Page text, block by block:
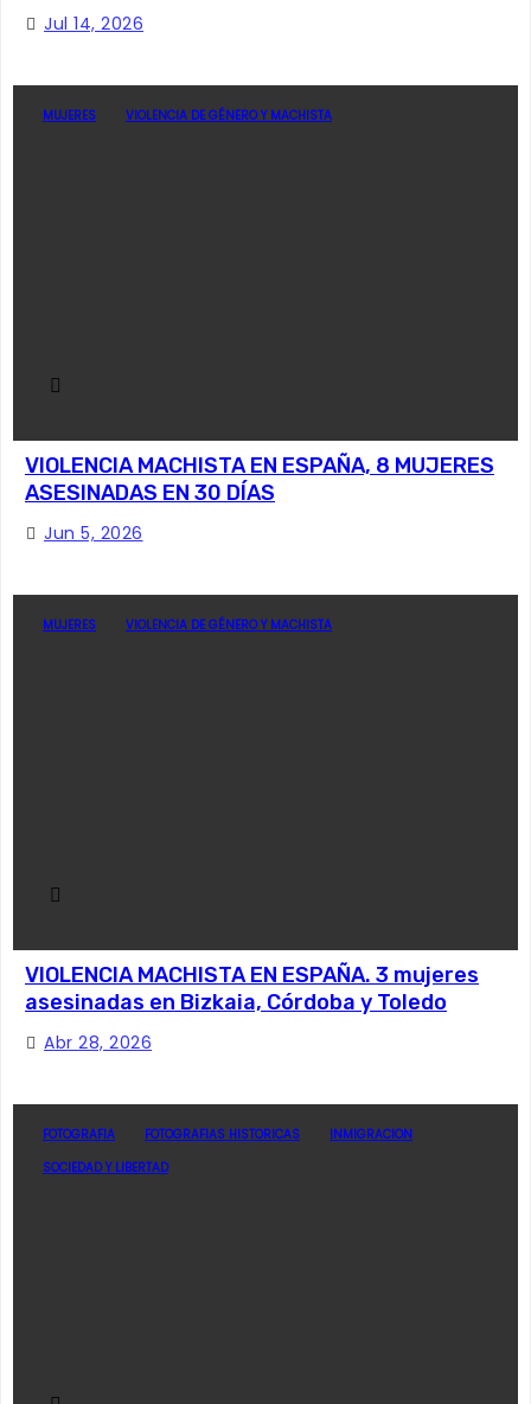
Jul 14, 2026
MUJERES VIOLENCIA DE GÉNERO Y MACHISTA
VIOLENCIA MACHISTA EN ESPAÑA, 8 MUJERES
ASESINADAS EN 30 DÍAS
Jun 5, 2026
MUJERES VIOLENCIA DE GÉNERO Y MACHISTA
VIOLENCIA MACHISTA EN ESPAÑA. 3 mujeres
asesinadas en Bizkaia, Córdoba y Toledo
Abr 28, 2026
FOTOGRAFIA FOTOGRAFIAS HISTORICAS
INMIGRACION
SOCIEDAD Y LIBERTAD